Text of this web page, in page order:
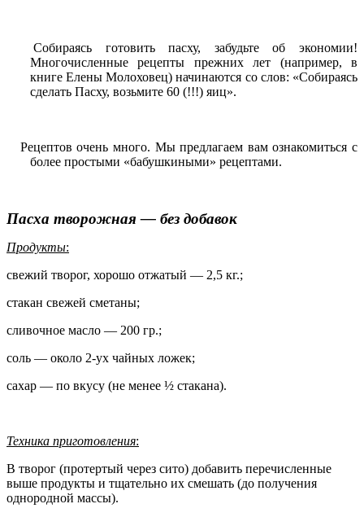
Собираясь готовить пасху, забудьте об экономии!
Многочисленные рецепты прежних лет (например, в
книге Елены Молоховец) начинаются со слов: «Собираясь
сделать Пасху, возьмите 60 (!!!) яиц».
Рецептов очень много. Мы предлагаем вам ознакомиться с
более простыми «бабушкиными» рецептами.
Пасха творожная — без добавок
Продукты:
свежий творог, хорошо отжатый — 2,5 кг.;
стакан свежей сметаны;
сливочное масло — 200 гр.;
соль — около 2-ух чайных ложек;
сахар — по вкусу (не менее ½ стакана).
Техника приготовления:
В творог (протертый через сито) добавить перечисленные
выше продукты и тщательно их смешать (до получения
однородной массы).